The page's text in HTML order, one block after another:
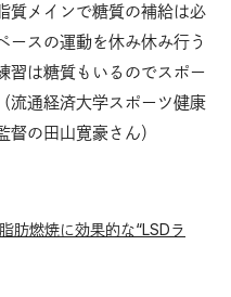
質メインで糖質の補給は必
ースの運動を休み休み行う
習は糖質もいるのでスポー
流通経済大学スポーツ健康
の田山寛豪さん）
肪燃焼に効果的な“LSDラ